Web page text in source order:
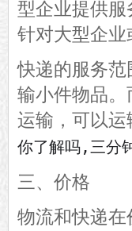
型企业提供
针对大型企业
快递的服务
输小件物品
运输，可以运
你了解吗,三分
三、价格
物流和快递